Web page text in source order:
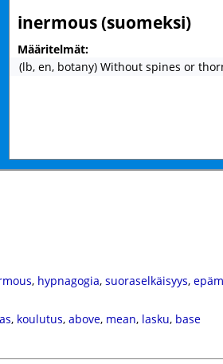
inermous (suomeksi)
Määritelmät:
(lb, en, botany) Without spines or
, hypnagogia, suoraselkäisyys,
, koulutus, above, mean, lasku, base